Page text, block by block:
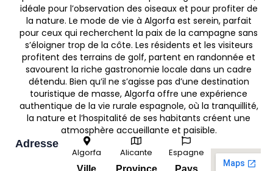
idéale pour l’observation des oiseaux et pour profiter de
la nature. Le mode de vie à Algorfa est serein, parfait
pour ceux qui recherchent la paix de la campagne sans
s’éloigner trop de la côte. Les résidents et les visiteurs
profitent des terrains de golf, partent en randonnée et
savourent la riche gastronomie locale dans un cadre
détendu. Bien qu’il ne s’agisse pas d’une destination
touristique de masse, Algorfa offre une expérience
authentique de la vie rurale espagnole, où la tranquillité,
la nature et l’hospitalité de ses habitants créent une
atmosphère accueillante et paisible.
Adresse
Algorfa
Ville
Alicante
Province
Espagne
Pays